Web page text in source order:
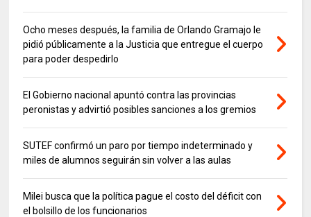
Ocho meses después, la familia de Orlando Gramajo le
pidió públicamente a la Justicia que entregue el cuerpo
para poder despedirlo
El Gobierno nacional apuntó contra las provincias
peronistas y advirtió posibles sanciones a los gremios
SUTEF confirmó un paro por tiempo indeterminado y
miles de alumnos seguirán sin volver a las aulas
Milei busca que la política pague el costo del déficit con
el bolsillo de los funcionarios